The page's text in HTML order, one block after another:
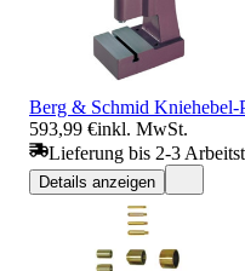
Berg & Schmid Kniehebel-
593,99 €inkl. MwSt.
Lieferung bis 2-3
Details anzeigen